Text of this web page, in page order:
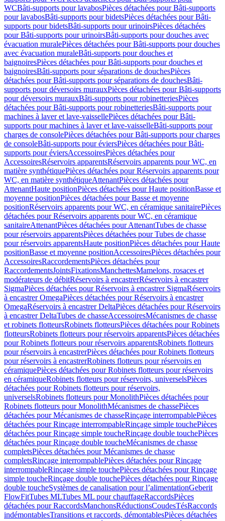
WCBâti-supports pour lavabosPièces détachées pour Bâti-supports
pour lavabosBâti-supports pour bidetsPièces détachées pour Bâti-
supports pour bidetsBâti-supports pour urinoirsPièces détachées
pour Bâti-supports pour urinoirsBâti-supports pour douches avec
évacuation muralePièces détachées pour Bâti-supports pour douches
avec évacuation muraleBâti-supports pour douches et
baignoiresPièces détachées pour Bâti-supports pour douches et
baignoiresBâti-supports pour séparations de douchesPièces
détachées pour Bâti-supports pour séparations de douchesBâti-
supports pour déversoirs murauxPièces détachées pour Bâti-supports
pour déversoirs murauxBâti-supports pour robinetteriesPièces
détachées pour Bâti-supports pour robinetteriesBâti-supports pour
machines à laver et lave-vaissellePièces détachées pour Bâti-
supports pour machines à laver et lave-vaisselleBâti-supports pour
charges de consolePièces détachées pour Bâti-supports pour charges
de consoleBâti-supports pour éviersPièces détachées pour Bâti-
supports pour éviersAccessoiresPièces détachées pour
AccessoiresRéservoirs apparentsRéservoirs apparents pour WC, en
matière synthétiquePièces détachées pour Réservoirs apparents pour
WC, en matière synthétiqueAttenantPièces détachées pour
AttenantHaute positionPièces détachées pour Haute positionBasse et
moyenne positionPièces détachées pour Basse et moyenne
positionRéservoirs apparents pour WC, en céramique sanitairePièces
détachées pour Réservoirs apparents pour WC, en céramique
sanitaireAttenantPièces détachées pour AttenantTubes de chasse
pour réservoirs apparentsPièces détachées pour Tubes de chasse
pour réservoirs apparentsHaute positionPièces détachées pour Haute
positionBasse et moyenne positionAccessoiresPièces détachées pour
AccessoiresRaccordementsPièces détachées pour
RaccordementsJointsFixationsManchettesMamelons, rosaces et
modérateurs de débitRéservoirs à encastrerRéservoirs à encastrer
SigmaPièces détachées pour Réservoirs à encastrer SigmaRéservoirs
à encastrer OmegaPièces détachées pour Réservoirs à encastrer
OmegaRéservoirs à encastrer DeltaPièces détachées pour Réservoirs
à encastrer DeltaTubes de chasseAccessoiresMécanismes de chasse
et robinets flotteursRobinets flotteursPièces détachées pour Robinets
flotteursRobinets flotteurs pour réservoirs apparentsPièces détachées
pour Robinets flotteurs pour réservoirs apparentsRobinets flotteurs
pour réservoirs à encastrerPièces détachées pour Robinets flotteurs
pour réservoirs à encastrerRobinets flotteurs pour réservoirs en
céramiquePièces détachées pour Robinets flotteurs pour réservoirs
en céramiqueRobinets flotteurs pour réservoirs, universelsPièces
détachées pour Robinets flotteurs pour réservoirs,
universelsRobinets flotteurs pour MonolithPièces détachées pour
Robinets flotteurs pour MonolithMécanismes de chassePièces
détachées pour Mécanismes de chasseRinçage interrompablePièces
détachées pour Rinçage interrompableRinçage simple touchePièces
détachées pour Rinçage simple toucheRinçage double touchePièces
détachées pour Rinçage double toucheMécanismes de chasse
completsPièces détachées pour Mécanismes de chasse
completsRinçage interrompablePièces détachées pour Rinçage
interrompableRinçage simple touchePièces détachées pour Rinçage
simple toucheRinçage double touchePièces détachées pour Rinçage
double toucheSystèmes de canalisation pour l’alimentationGeberit
FlowFitTubes MLTubes ML pour chauffageRaccordsPièces
détachées pour RaccordsManchonsRéductionsCoudesTésRaccords
indémontablesTransitions et raccords, démontablesPièces détachées